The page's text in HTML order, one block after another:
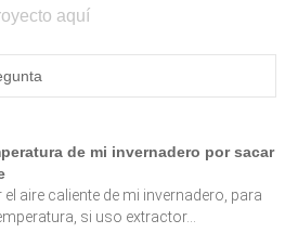
aquí
de mi invernadero por sacar
aire caliente de mi invernadero, para
si uso extractor...